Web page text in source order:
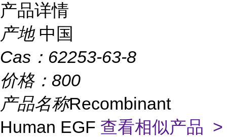
产品详情
产地 中国
Cas： 62253-63-8
价格： 800
产品名称Recombinant
Human EGF 查看相似产品 >